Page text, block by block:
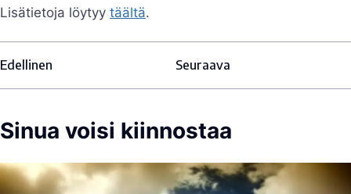
Lisätietoja löytyy täältä.
Edellinen Seuraava
Sinua voisi kiinnostaa